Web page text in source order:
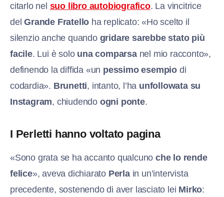
citarlo nel suo libro autobiografico. La vincitrice
delGrande Fratello ha replicato: «Ho scelto il
silenzio anche quando gridare sarebbe stato più
facile. Lui è solo una comparsanel mio racconto»,
definendo la diffida «un pessimo esempio di
codardia». Brunetti, intanto, l’ha unfollowata su
Instagram, chiudendo ogni ponte.
I Perletti hanno voltato pagina
«Sono grata se ha accanto qualcuno che lo rende
felice», aveva dichiarato Perlain un’intervista
precedente, sostenendo di aver lasciato lei Mirko: